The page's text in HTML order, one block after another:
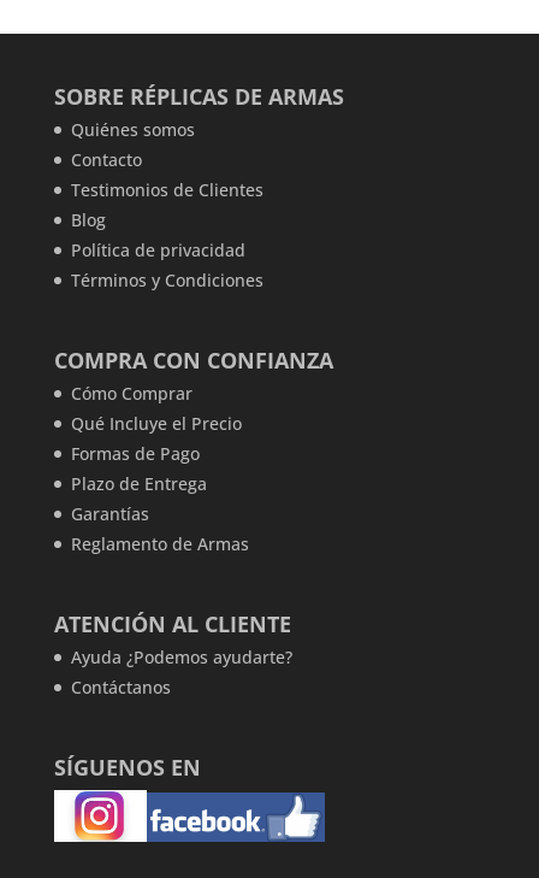
SOBRE RÉPLICAS DE ARMAS
Quiénes somos
Contacto
Testimonios de Clientes
Blog
Política de privacidad
Términos y Condiciones
COMPRA CON CONFIANZA
Cómo Comprar
Qué Incluye el Precio
Formas de Pago
Plazo de Entrega
Garantías
Reglamento de Armas
ATENCIÓN AL CLIENTE
Ayuda ¿Podemos ayudarte?
Contáctanos
SÍGUENOS EN